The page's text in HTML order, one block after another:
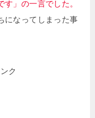
」の一言でした。
になってしまった事
ク